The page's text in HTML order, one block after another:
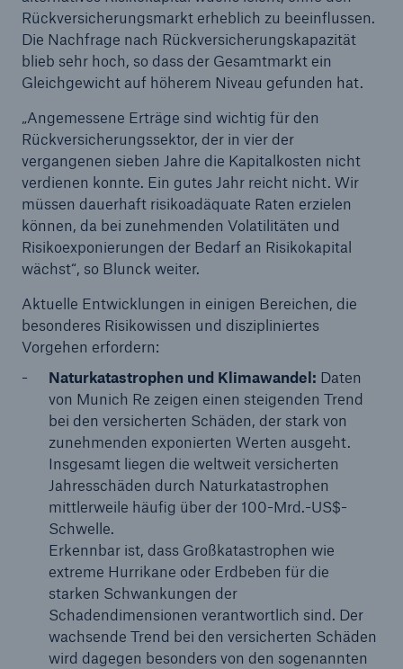
Rückversicherungsmarkt erheblich zu beeinflussen.
Die Nachfrage nach Rückversicherungskapazität
blieb sehr hoch, so dass der Gesamtmarkt ein
Gleichgewicht auf höherem Niveau gefunden hat.
„Angemessene Erträge sind wichtig für den
Rückversicherungssektor, der in vier der
vergangenen sieben Jahre die Kapitalkosten nicht
verdienen konnte. Ein gutes Jahr reicht nicht. Wir
müssen dauerhaft risikoadäquate Raten erzielen
können, da bei zunehmenden Volatilitäten und
Risikoexponierungen der Bedarf an Risikokapital
wächst“, so Blunck weiter.
Aktuelle Entwicklungen in einigen Bereichen, die
besonderes Risikowissen und diszipliniertes
Vorgehen erfordern:
Naturkatastrophen und Klimawandel: Daten
von Munich Re zeigen einen steigenden Trend
bei den versicherten Schäden, der stark von
zunehmenden exponierten Werten ausgeht.
Insgesamt liegen die weltweit versicherten
Jahresschäden durch Naturkatastrophen
mittlerweile häufig über der 100-Mrd.-US$-
Schwelle.
Erkennbar ist, dass Großkatastrophen wie
extreme Hurrikane oder Erdbeben für die
starken Schwankungen der
Schadendimensionen verantwortlich sind. Der
wachsende Trend bei den versicherten Schäden
wird dagegen besonders von den sogenannten
Lösungen
Cyber-Lösungen von Munich Re
Navigation schließen oder Escape-Taste drücken
Home
Unternehmen
Media Relations
Medieninformationen und
Unternehmensnachrichten
Medieninformationen
2024
Seite öffnen